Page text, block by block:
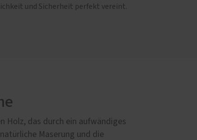
und Sicherheit perfekt vereint.
Holz, das durch ein aufwändiges
Maserung und die